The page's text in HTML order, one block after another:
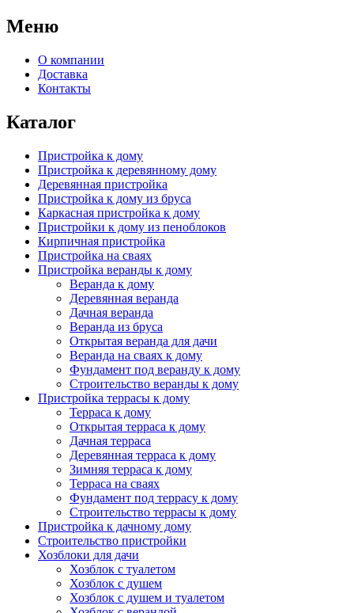
Меню
О компании
Доставка
Контакты
Каталог
Пристройка к дому
Пристройка к деревянному дому
Деревянная пристройка
Пристройка к дому из бруса
Каркасная пристройка к дому
Пристройки к дому из пеноблоков
Кирпичная пристройка
Пристройка на сваях
Пристройка веранды к дому
Веранда к дому
Деревянная веранда
Дачная веранда
Веранда из бруса
Открытая веранда для дачи
Веранда на сваях к дому
Фундамент под веранду к дому
Строительство веранды к дому
Пристройка террасы к дому
Терраса к дому
Открытая терраса к дому
Дачная терраса
Деревянная терраса к дому
Зимняя терраса к дому
Терраса на сваях
Фундамент под террасу к дому
Строительство террасы к дому
Пристройка к дачному дому
Строительство пристройки
Хозблоки для дачи
Хозблок с туалетом
Хозблок с душем
Хозблок с душем и туалетом